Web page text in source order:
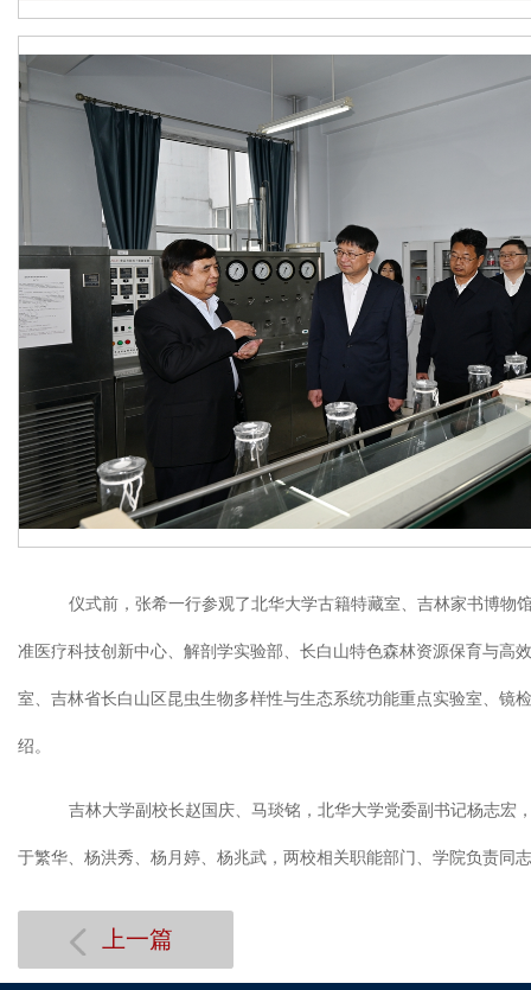
仪式前，张希一行参观了北华大学古籍特藏室、吉林家书博物
准医疗科技创新中心、解剖学实验部、长白山特色森林资源保育与高
室、吉林省长白山区昆虫生物多样性与生态系统功能重点实验室、镜
绍。
吉林大学副校长赵国庆、马琰铭，北华大学党委副书记杨志宏
于繁华、杨洪秀、杨月婷、杨兆武，两校相关职能部门、学院负责同
上一篇